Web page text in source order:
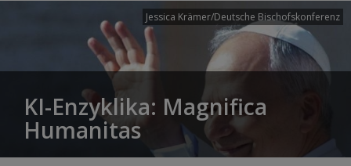
Jessica Krämer/Deutsche Bischofskonferenz
KI-Enzyklika: Magnifica
Humanitas